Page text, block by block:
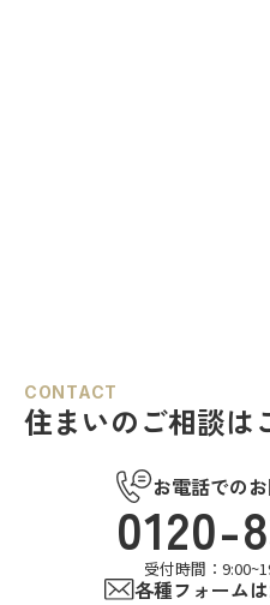
CONTACT
住まいのご相談は
お電話での
0120-
受付時間：
各種フォーム